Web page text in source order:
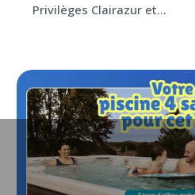
Privilèges Clairazur et...